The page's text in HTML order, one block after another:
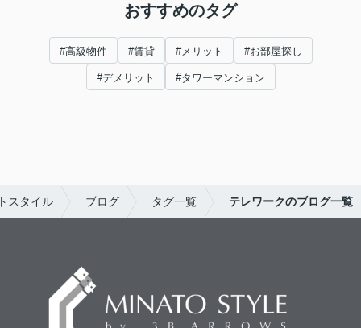
おすすめのタグ
#高級物件 #賃貸 #メリット #お部屋探し
#デメリット #タワーマンション
スタイル ブログ タグ一覧 テレワークのブログ一覧